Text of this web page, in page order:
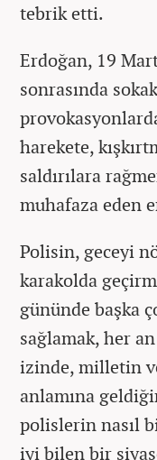
tebrik etti.
Erdoğan, 19
sonrasında
harekete,
saldırılara
muhafaza eden
Polisin, geceyi
karakolda
gününde başka
sağlamak, her
izinde, milletin
anlamına
polislerin nasıl
iyi bilen bir